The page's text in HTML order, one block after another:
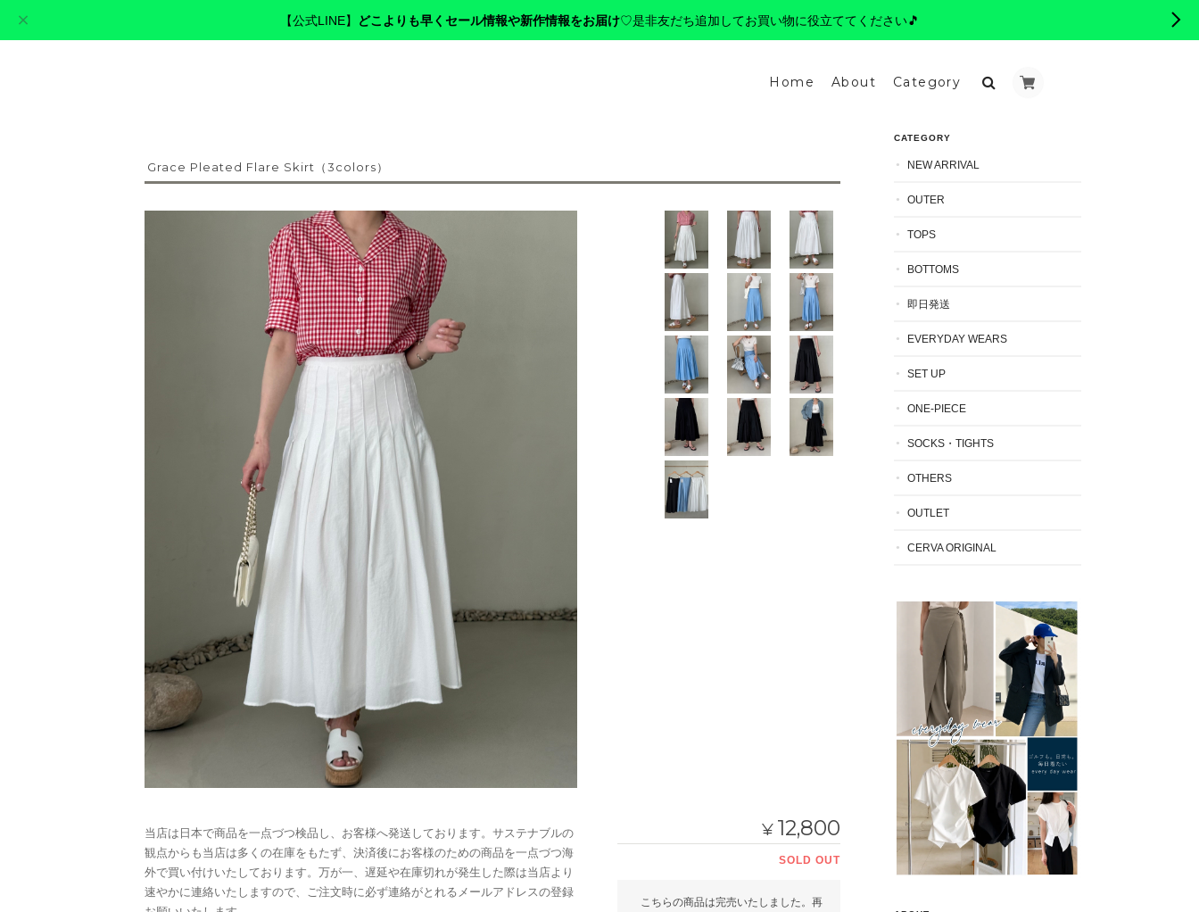
【公式LINE】 どこよりも早くセール情報や新作情報をお届け♡是非友だち追加してお買い物に役立ててください🎵
Home About Category
Grace Pleated Flare Skirt（3colors）
当店は日本で商品を一点づつ検品し、お客様へ発送しております。サステナブルの
観点からも当店は多くの在庫をもたず、決済後にお客様のための商品を一点づつ海
外で買い付けいたしております。万が一、遅延や在庫切れが発生した際は当店より
速やかに連絡いたしますので、ご注文時に必ず連絡がとれるメールアドレスの登録
¥ 12,800
SOLD OUT
こちらの商品は完売いたしました。再
CATEGORY
NEW ARRIVAL
OUTER
TOPS
BOTTOMS
即日発送
EVERYDAY WEARS
SET UP
ONE-PIECE
SOCKS・TIGHTS
OTHERS
OUTLET
CERVA ORIGINAL